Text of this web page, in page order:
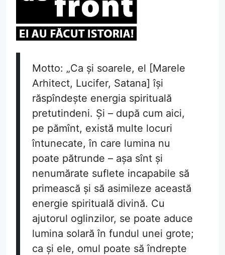
Motto: „Ca și soarele, el [Marele
Arhitect, Lucifer, Satana] își
răspîndește energia spirituală
pretutindeni. Și – după cum aici,
pe pămînt, există multe locuri
întunecate, în care lumina nu
poate pătrunde – așa sînt și
nenumărate suflete incapabile să
primească și să asimileze această
energie spirituală divină. Cu
ajutorul oglinzilor, se poate aduce
lumina solară în fundul unei grote;
ca și ele, omul poate să îndrepte